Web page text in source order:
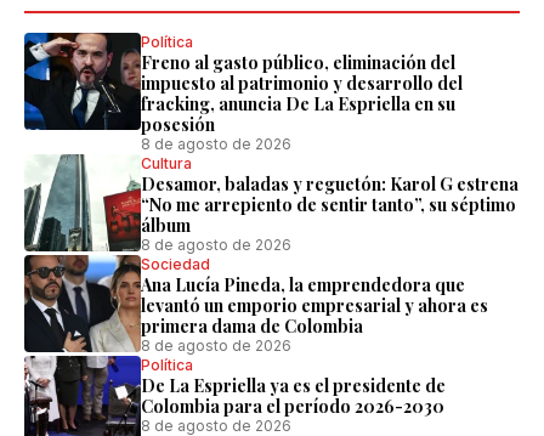
Política
Freno al gasto público, eliminación del
impuesto al patrimonio y desarrollo del
fracking, anuncia De La Espriella en su
posesión
8 de agosto de 2026
Cultura
Desamor, baladas y reguetón: Karol G estrena
“No me arrepiento de sentir tanto”, su séptimo
álbum
8 de agosto de 2026
Sociedad
Ana Lucía Pineda, la emprendedora que
levantó un emporio empresarial y ahora es
primera dama de Colombia
8 de agosto de 2026
Política
De La Espriella ya es el presidente de
Colombia para el período 2026-2030
8 de agosto de 2026